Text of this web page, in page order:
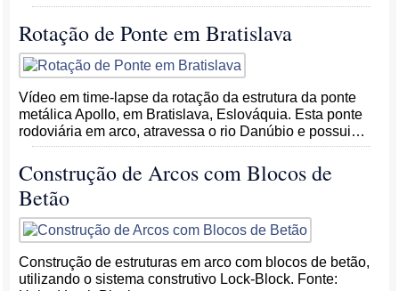
Rotação de Ponte em Bratislava
Vídeo em time-lapse da rotação da estrutura da ponte
metálica Apollo, em Bratislava, Eslováquia. Esta ponte
rodoviária em arco, atravessa o rio Danúbio e possui…
Construção de Arcos com Blocos de
Betão
Construção de estruturas em arco com blocos de betão,
utilizando o sistema construtivo Lock-Block. Fonte: